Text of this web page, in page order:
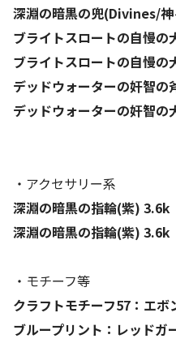
深淵の暗黒の兜(Divines/
ブライトスロートの自慢
ブライトスロートの自慢
デッドウォーターの奸智
デッドウォーターの奸智
・アクセサリー系
深淵の暗黒の指輪(紫) 3.6k
深淵の暗黒の指輪(紫) 3.6k
・モチーフ等
クラフトモチーフ57：エ
ブループリント：レッド